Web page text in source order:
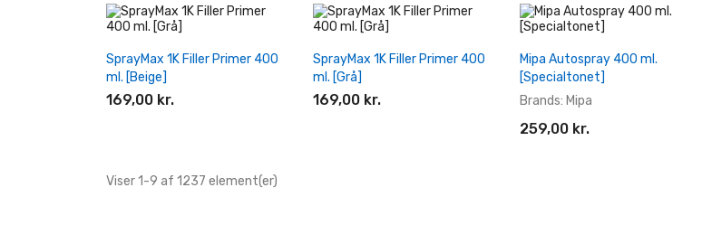
+ Læg I Indkøbskurv
SprayMax 1K Filler Primer 400
ml. [Beige]
169,00 kr.
+ Læg I Indkøbskurv
SprayMax 1K Filler Primer 400
ml. [Grå]
169,00 kr.
+ Læg I Indkøbskurv
Mipa Autospray 400 ml.
[Specialtonet]
Brands: Mipa
259,00 kr.
Viser 1-9 af 1237 element(er)